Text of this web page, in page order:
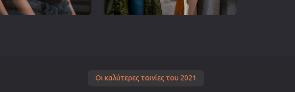
Οι καλύτερες ταινίες του 2021